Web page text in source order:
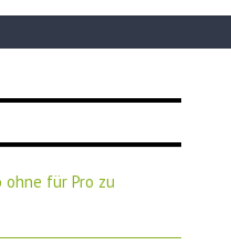
ohne für Pro zu